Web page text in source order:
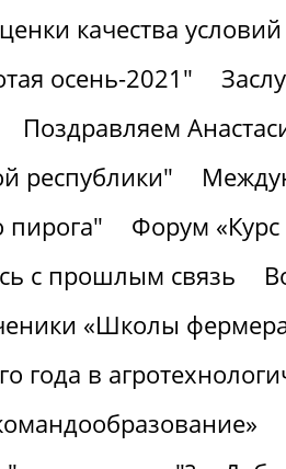
качества
осень-2021"
Поздравляем
республики"
пирога"
Форум «Курс
с прошлым связь
«Школы
года в